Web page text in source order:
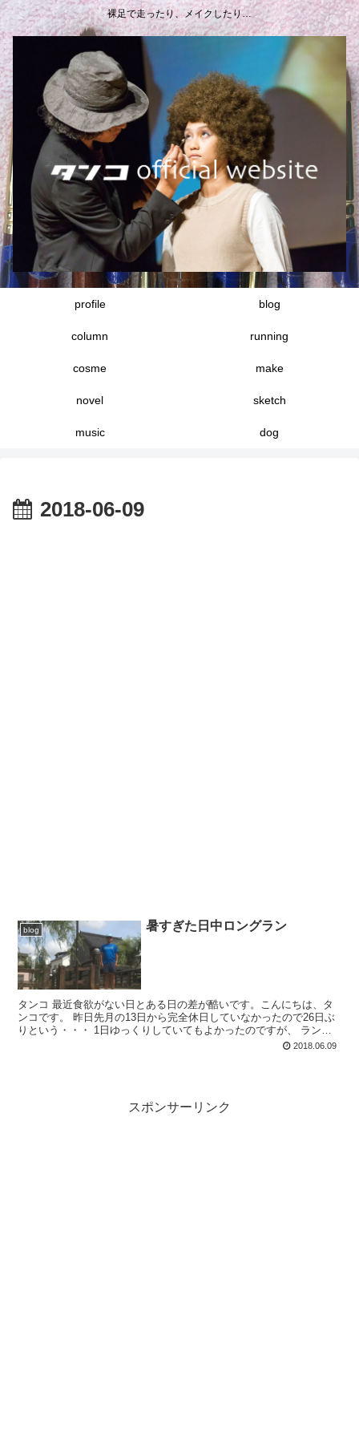
裸足で走ったり、メイクしたり…
profile blog
column running
cosme make
novel sketch
music dog
2018-06-09
blog 暑すぎた日中ロングラン
タンコ 最近食欲がない日とある日の差が酷いです。こんにちは、タ
ンコです。 昨日先月の13日から完全休日していなかったので26日ぶ
りという・・・ 1日ゆっくりしていてもよかったのですが、 ランチ
2018.06.09
スポンサーリンク